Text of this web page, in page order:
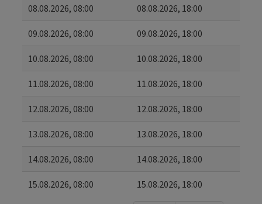
08.08.2026, 08:00 08.08.2026, 18:00
09.08.2026, 08:00 09.08.2026, 18:00
10.08.2026, 08:00 10.08.2026, 18:00
11.08.2026, 08:00 11.08.2026, 18:00
12.08.2026, 08:00 12.08.2026, 18:00
13.08.2026, 08:00 13.08.2026, 18:00
14.08.2026, 08:00 14.08.2026, 18:00
15.08.2026, 08:00 15.08.2026, 18:00